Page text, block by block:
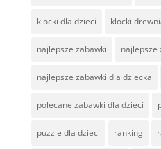
klocki dla dzieci klocki
najlepsze zabawki najlepsze
najlepsze zabawki dla dziecka
polecane zabawki dla dzieci
puzzle dla dzieci ranking